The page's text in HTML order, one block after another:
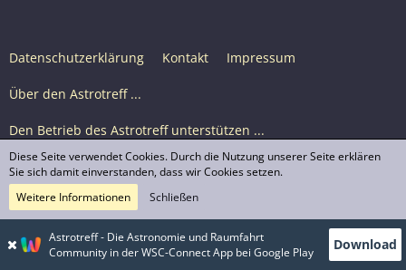
Datenschutzerklärung Kontakt Impressum
Über den Astrotreff ...
Den Betrieb des Astrotreff unterstützen ...
Nutzungsbedingungen
© Astrotreff 2001-2026, lizenziert unter CC BY-SA,
sofern für einzelne Inhalte nicht anders angegeben
Astrotreff - Die Astronomie und Raumfahrt
Community in der WSC-Connect App bei Google Play
Download
Diese Seite verwendet Cookies. Durch die Nutzung unserer Seite erklären
Sie sich damit einverstanden, dass wir Cookies setzen.
Weitere Informationen
Schließen